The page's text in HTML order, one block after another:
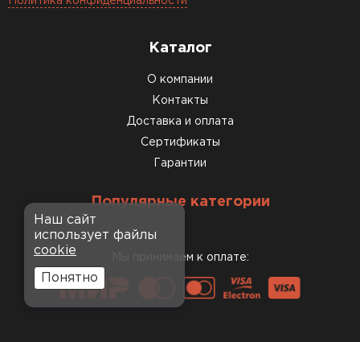
Каталог
О компании
Контакты
Доставка и оплата
Сертификаты
Гарантии
Популярные категории
Мы принимаем к оплате:
Наш сайт
использует файлы
cookie
Понятно